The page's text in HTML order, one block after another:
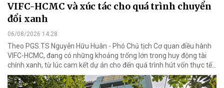
VIFC-HCMC và xúc tác cho quá trình chuyển
đổi xanh
06/08/2026 14:28
Theo PGS.TS Nguyễn Hữu Huân - Phó Chủ tịch Cơ quan điều hành
VIFC-HCMC, đang có những khoảng trống lớn trong huy động tài
chính xanh, từ lúc cam kết dự án cho đến quá trình hút vốn thực tế...